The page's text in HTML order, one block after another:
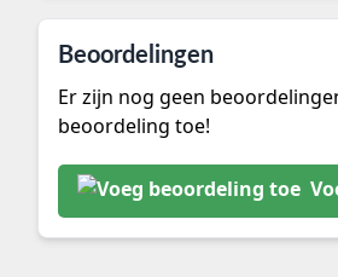
Beoordelingen
Er zijn nog geen
beoordeling toe!